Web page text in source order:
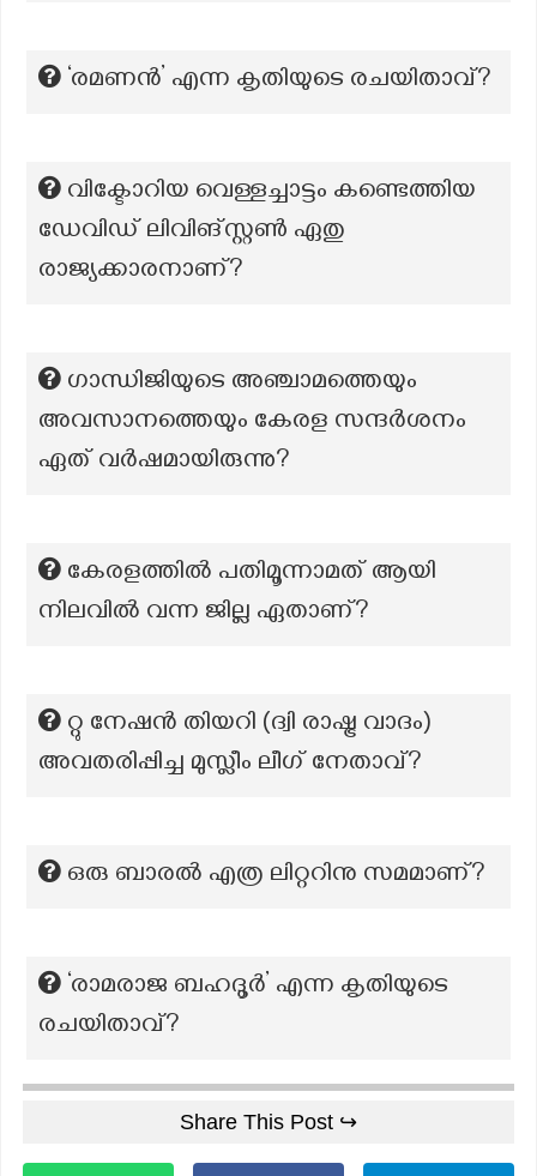
‘രമണൻ’ എന്ന കൃതിയുടെ രചയിതാവ്?
വിക്ടോറിയ വെള്ളച്ചാട്ടം കണ്ടെത്തിയ
ഡേവിഡ് ലിവിങ്സ്റ്റൺ ഏതു
രാജ്യക്കാരനാണ്?
ഗാന്ധിജിയുടെ അഞ്ചാമത്തെയും
അവസാനത്തെയും കേരള സന്ദർശനം
ഏത് വർഷമായിരുന്നു?
കേരളത്തിൽ പതിമൂന്നാമത് ആയി
നിലവിൽ വന്ന ജില്ല ഏതാണ്?
റ്റു നേഷൻ തിയറി (ദ്വി രാഷ്ട്ര വാദം)
അവതരിപ്പിച്ച മുസ്ലീം ലീഗ് നേതാവ്?
ഒരു ബാരൽ എത്ര ലിറ്ററിനു സമമാണ്?
‘രാമരാജ ബഹദൂർ’ എന്ന കൃതിയുടെ
രചയിതാവ്?
Share This Post ↪